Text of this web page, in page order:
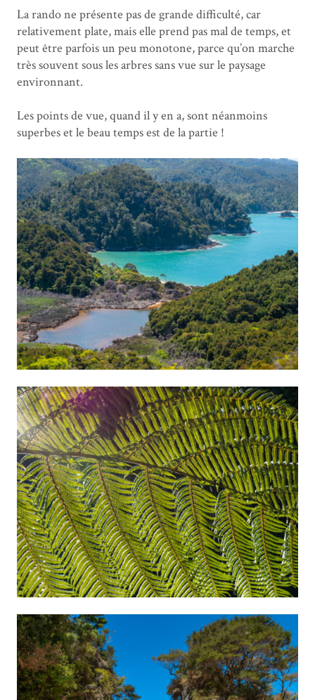
La rando ne présente pas de grande difficulté, car
relativement plate, mais elle prend pas mal de temps, et
peut être parfois un peu monotone, parce qu’on marche
très souvent sous les arbres sans vue sur le paysage
environnant.
Les points de vue, quand il y en a, sont néanmoins
superbes et le beau temps est de la partie !